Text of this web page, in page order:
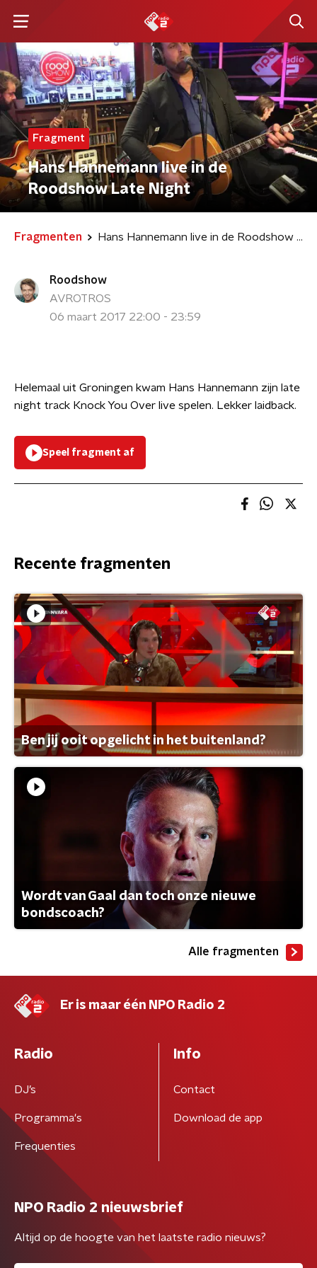
Fragment
Hans Hannemann live in de
Roodshow Late Night
Fragmenten Hans Hannemann live in de Roodshow Late Night
Roodshow
AVROTROS
06 maart 2017 22:00 - 23:59
Helemaal uit Groningen kwam Hans Hannemann zijn late
night track Knock You Over live spelen. Lekker laidback.
Speel fragment af
Recente fragmenten
Ben jij ooit opgelicht in het buitenland?
Wordt van Gaal dan toch onze nieuwe
bondscoach?
Alle fragmenten
Er is maar één NPO Radio 2
Radio
DJ’s
Programma's
Frequenties
Info
Contact
Download de app
NPO Radio 2 nieuwsbrief
Altijd op de hoogte van het laatste radio nieuws?